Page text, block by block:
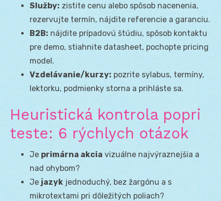
Služby: zistite cenu alebo spôsob nacenenia,
rezervujte termín, nájdite referencie a garanciu.
B2B: nájdite prípadovú štúdiu, spôsob kontaktu
pre demo, stiahnite datasheet, pochopte pricing
model.
Vzdelávanie/kurzy: pozrite sylabus, termíny,
lektorku, podmienky storna a prihláste sa.
Heuristická kontrola popri
teste: 6 rýchlych otázok
Je primárna akcia vizuálne najvýraznejšia a
nad ohybom?
Je jazyk jednoduchý, bez žargónu a s
mikrotextami pri dôležitých poliach?